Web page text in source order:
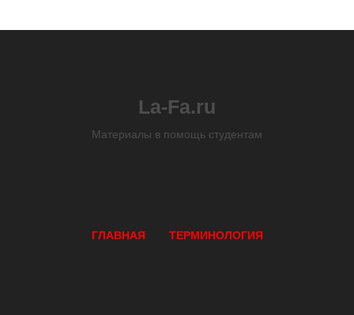
La-Fa.ru
Материалы в помощь студентам
ГЛАВНАЯ ТЕРМИНОЛОГИЯ